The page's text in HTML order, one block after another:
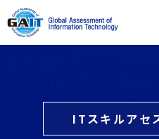
団体受験
GAITを知る
ITスキルアセ